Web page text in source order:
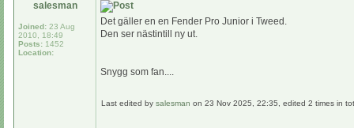
salesman
Joined: 23 Aug
2010, 18:49
Posts: 1452
Location:
Det gäller en en Fender Pro Junior i Tweed.
Den ser nästintill ny ut.
Snygg som fan....
Last edited by salesman on 23 Nov 2025, 22:35, edited 2 times in